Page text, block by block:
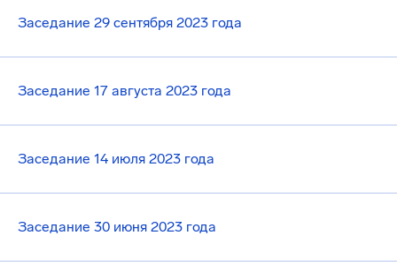
Заседание 29 сентября 2023 года
Заседание 17 августа 2023 года
Заседание 14 июля 2023 года
Заседание 30 июня 2023 года